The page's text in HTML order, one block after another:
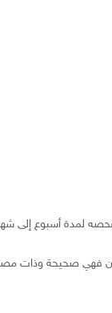
لمدة أسبوع إلى
فهي صحيحة وذات